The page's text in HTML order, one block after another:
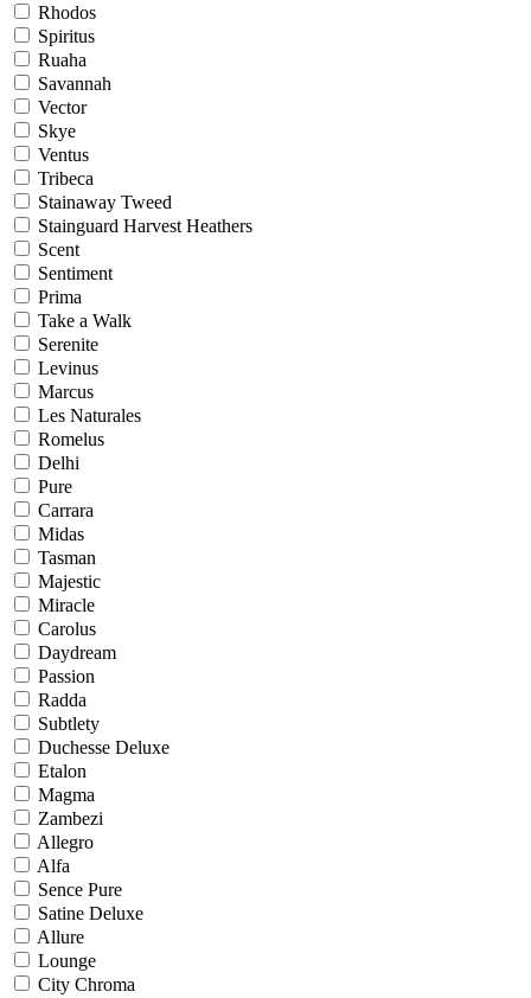
Rhodos
Spiritus
Ruaha
Savannah
Vector
Skye
Ventus
Tribeca
Stainaway Tweed
Stainguard Harvest Heathers
Scent
Sentiment
Prima
Take a Walk
Serenite
Levinus
Marcus
Les Naturales
Romelus
Delhi
Pure
Carrara
Midas
Tasman
Majestic
Miracle
Carolus
Daydream
Passion
Radda
Subtlety
Duchesse Deluxe
Etalon
Magma
Zambezi
Allegro
Alfa
Sence Pure
Satine Deluxe
Allure
Lounge
City Chroma